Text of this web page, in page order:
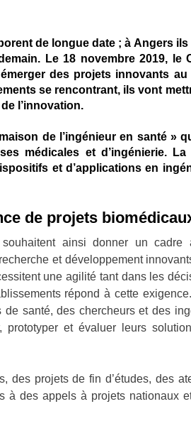
de longue date ; à Angers
Le 18 novembre 2019, le
des projets innovants
se rencontrant, ils vont
l’innovation.
de l’ingénieur en santé »
médicales et d’ingénierie.
et d’applications en
de projets
souhaitent ainsi donner un
et développement
une agilité tant dans les
répond à cette
de santé, des chercheurs et des
prototyper et évaluer leurs
des projets de fin d’études, des
à des appels à projets nationaux